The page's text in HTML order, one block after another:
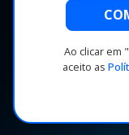
Ao clicar em
aceito as